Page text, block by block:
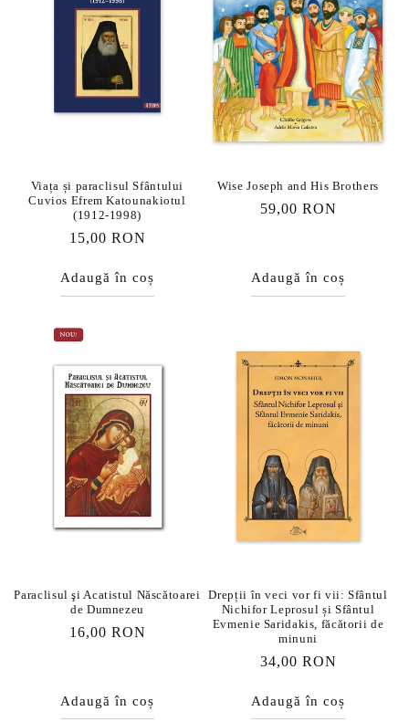
Viața și paraclisul Sfântului
Cuvios Efrem Katounakiotul
(1912-1998)
Preț
15,00 RON
Adaugă în coș
Wise Joseph and His Brothers
Preț
59,00 RON
Adaugă în coș
Paraclisul şi Acatistul Născătoarei
de Dumnezeu
Preț
16,00 RON
Adaugă în coș
Drepții în veci vor fi vii: Sfântul
Nichifor Leprosul și Sfântul
Evmenie Saridakis, făcătorii de
minuni
Preț
34,00 RON
Adaugă în coș